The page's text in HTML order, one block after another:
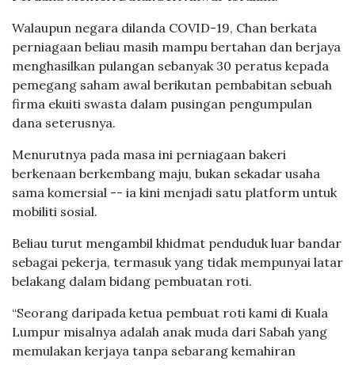
Walaupun negara dilanda COVID-19, Chan berkata
perniagaan beliau masih mampu bertahan dan berjaya
menghasilkan pulangan sebanyak 30 peratus kepada
pemegang saham awal berikutan pembabitan sebuah
firma ekuiti swasta dalam pusingan pengumpulan
dana seterusnya.
Menurutnya pada masa ini perniagaan bakeri
berkenaan berkembang maju, bukan sekadar usaha
sama komersial -- ia kini menjadi satu platform untuk
mobiliti sosial.
Beliau turut mengambil khidmat penduduk luar bandar
sebagai pekerja, termasuk yang tidak mempunyai latar
belakang dalam bidang pembuatan roti.
“Seorang daripada ketua pembuat roti kami di Kuala
Lumpur misalnya adalah anak muda dari Sabah yang
memulakan kerjaya tanpa sebarang kemahiran